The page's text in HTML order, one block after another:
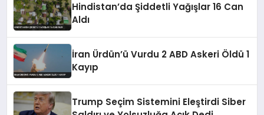
Hindistan’da Şiddetli Yağışlar 16 Can
Aldı
İran Ürdün’ü Vurdu 2 ABD Askeri Öldü 1
Kayıp
Trump Seçim Sistemini Eleştirdi Siber